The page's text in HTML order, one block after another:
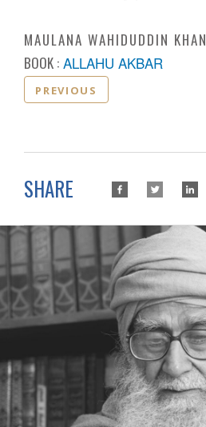
MAULANA WAHIDUDDIN KHAN
BOOK : ALLAHU AKBAR
PREVIOUS
SHARE